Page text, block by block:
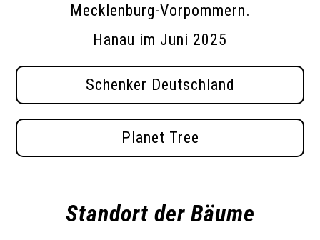
Mecklenburg-Vorpommern.
Hanau im Juni 2025
Schenker Deutschland
Planet Tree
Standort der Bäume